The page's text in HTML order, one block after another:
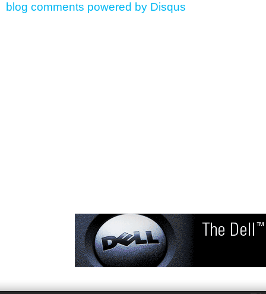
blog comments powered by Disqus